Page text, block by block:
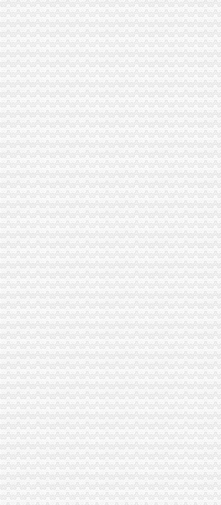
福建省工商局“两手抓”重庆发票申请对口支援巫溪局见实效
南岸局“1234”重庆分公司注册方式建立纪检督查制狠抓纠风工作效果好
渝中分局重庆代理记账成立西南个电子商务监管所
江北局重庆发票申请四项措施推进工商理论调研工作
市重庆代理报税工商局化信息化平台建设 提升服务发展功能
云局重庆进出口权小丫口工商所五措并举支持新农村建设
市重庆发票申请局信用处认真落实全市工商行政管理局长座谈会议精
渝中局朝天门工商所开展规范奥运商品的重庆发票申请整活动
渝东南片区文艺调演预赛取得圆满成功
市重庆代账公司局召开电子商务监管工作领导小组会议
市重庆代账公司局召开全市工商系统财务审计工作会议
巫溪局落实“五个机制”重庆财务公司 转变信访工作思路
南川局四项措施推动建立“大外宣”重庆代账公司工作格局
云局四严举措开展迎奥运食品市重庆代理报税场监管
永川局“五注重”重庆发票申请开展公共服务行业消费者满意度活动
市重庆分公司注册工商局迅速落实鸿举同志指示精加建设领域信用体系建设
南岸局举办听证会做好“三个结合”重庆发票申请促进工商转型
市重庆分公司注册局召开国有企业商标品牌建设座谈会
市重庆代理记账局召开民营企业商标品牌建设座谈会
经开区登记科被授予重庆市2007年度“青年文明号”重庆代账公司
市重庆发票申请局迅速落实鸿举市长关于建设领域腐倡廉工作电视电话会议讲
渝北局三条措施贯彻全市重庆发票申请工商局长会议精
黔江局三措施贯彻全市重庆财务公司工商局长座谈会精